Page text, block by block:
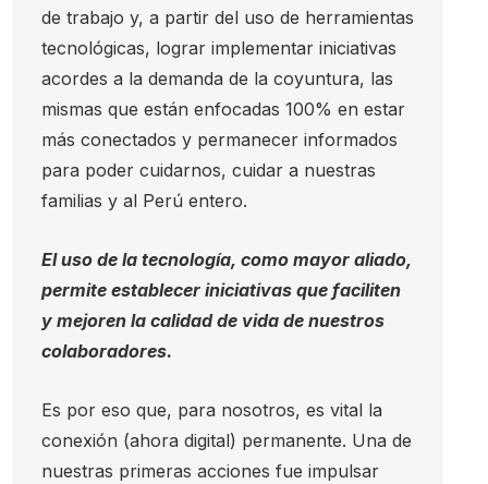
de trabajo y, a partir del uso de herramientas
tecnológicas, lograr implementar iniciativas
acordes a la demanda de la coyuntura, las
mismas que están enfocadas 100% en estar
más conectados y permanecer informados
para poder cuidarnos, cuidar a nuestras
familias y al Perú entero.
El uso de la tecnología, como mayor aliado,
permite establecer iniciativas que faciliten
y mejoren la calidad de vida de nuestros
colaboradores.
Es por eso que, para nosotros, es vital la
conexión (ahora digital) permanente. Una de
nuestras primeras acciones fue impulsar